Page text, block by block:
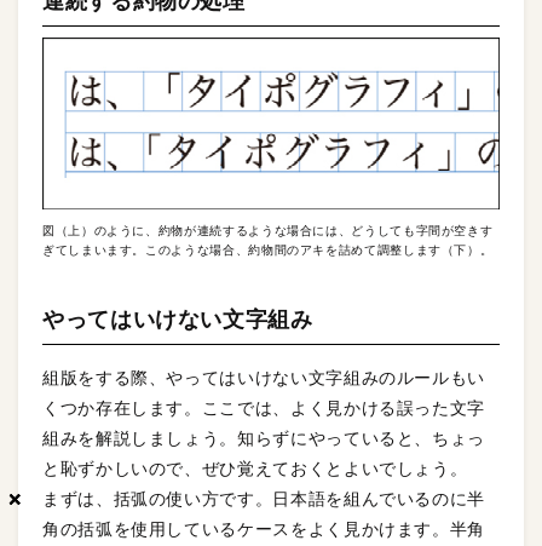
×
×
×
図（上）のように、約物が連続するような場合には、どうしても字間が空きす
ぎてしまいます。このような場合、約物間のアキを詰めて調整します（下）。
やってはいけない文字組み
組版をする際、やってはいけない文字組みのルールもい
くつか存在します。ここでは、よく見かける誤った文字
組みを解説しましょう。知らずにやっていると、ちょっ
と恥ずかしいので、ぜひ覚えておくとよいでしょう。
まずは、括弧の使い方です。日本語を組んでいるのに半
角の括弧を使用しているケースをよく見かけます。半角